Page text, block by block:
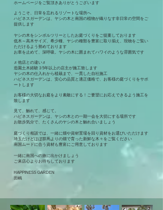
ホームページをご覧頂きありがとうございます
ようこそ、日常を忘れるリゾートな場所へ
ハピネスガーデンは、ヤシの木と南国の植物が織りなす非日常の空間をご
提供します
ヤシの木をシンボルツリーとしたお庭づくりをご提案しております
低木～高木サイズ、希少種、ヤシの種類を豊富に取り揃え、現物をご覧い
ただけるよう努めております​
お車を止めて、深呼吸。ヤシの木に囲まれてハワイのような雰囲気です
♬他店との違い♬
造園土木経験３5年以上の店主が施工致します
ヤシの木の仕入れから植栽まで、一貫した自社施工
ハピネスガーデンは、安心の品質と適正価格で、お客様の庭づくりをサポ
ートします
​​お客様の大切なお庭をより素敵にする！ご要望にお応えできるよう施工を
致します
見て、触れて、感じて。
ハピネスガーデンは、ヤシの木との一期一会を大切にする場所です
お散歩気分で、たくさんのヤシの木と触れ合いましょう
庭づくり相談では、一緒に畑や資材置場を回り資材をお選びいただけます
埼玉だけどほぼ群馬よりの畑で育った新鮮な木々をご覧ください
南国ムードに合う資材も豊富にご用意しております
一緒に南国への旅に出かけましょう
​ご来店心よりお待ちしております
HAPPINESS GARDEN
​田嶋